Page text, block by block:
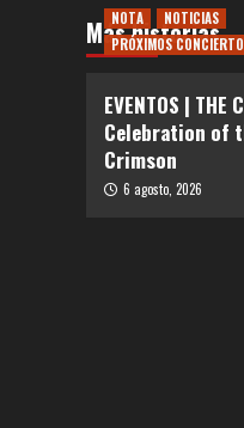
Más historias
NOTA
NOTICIAS
PRÓXIMOS
EVENTOS | THE
Celebration of
Crimson
6 agosto, 2026